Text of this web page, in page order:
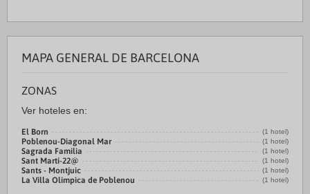
MAPA GENERAL DE BARCELONA
ZONAS
Ver hoteles en:
El Born (1 hotel)
Poblenou-Diagonal Mar (1 hotel)
Sagrada Familia (1 hotel)
Sant Martí-22@ (1 hotel)
Sants - Montjuic (1 hotel)
La Villa Olímpica de Poblenou (1 hotel)